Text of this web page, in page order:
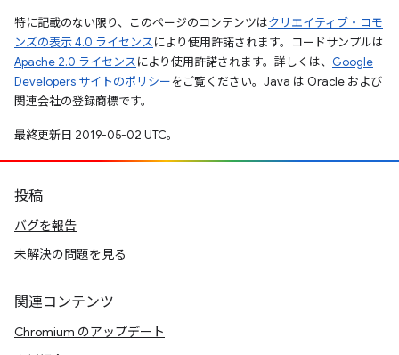
特に記載のない限り、このページのコンテンツはクリエイティブ・コモ
ンズの表示 4.0 ライセンスにより使用許諾されます。コードサンプルは
Apache 2.0 ライセンスにより使用許諾されます。詳しくは、 Google
Developers サイトのポリシーをご覧ください。Java は Oracle および
関連会社の登録商標です。
最終更新日 2019-05-02 UTC。
投稿
バグを報告
未解決の問題を見る
関連コンテンツ
Chromium のアップデート